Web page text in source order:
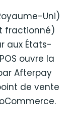
Uni)
fractionné)
aux États-
ouvre la
Afterpay
de vente